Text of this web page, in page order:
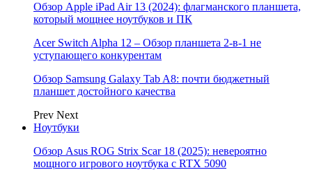
Обзор Apple iPad Air 13 (2024): флагманского планшета,
который мощнее ноутбуков и ПК
Acer Switch Alpha 12 – Обзор планшета 2-в-1 не
уступающего конкурентам
Обзор Samsung Galaxy Tab A8: почти бюджетный
планшет достойного качества
Prev Next
Ноутбуки
Обзор Asus ROG Strix Scar 18 (2025): невероятно
мощного игрового ноутбука с RTX 5090